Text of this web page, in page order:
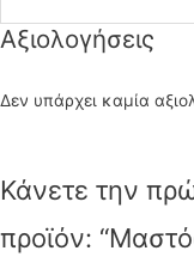
Αξιολογήσεις
Δεν υπάρχει καμία
Κάνετε την
προϊόν: